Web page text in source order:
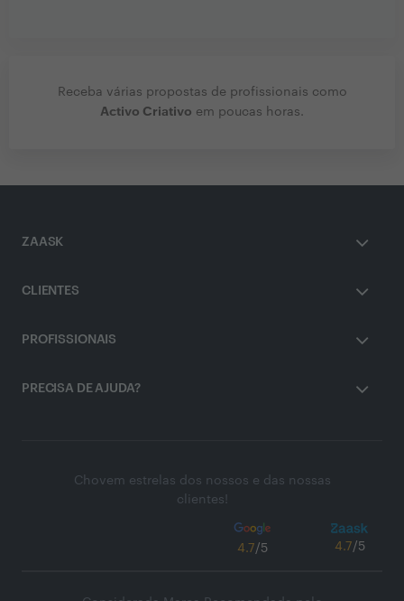
Receba várias propostas de profissionais como
Activo Criativo em poucas horas.
ZAASK
CLIENTES
PROFISSIONAIS
PRECISA DE AJUDA?
Chovem estrelas dos nossos e das nossas
clientes!
4.7/5 4.7/5